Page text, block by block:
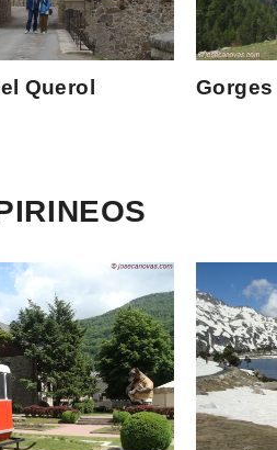
Querol